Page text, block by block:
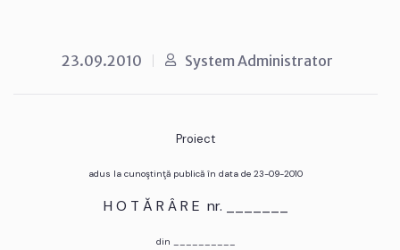
23.09.2010 System Administrator
Proiect
adus la cunoştinţă publică în data de 23-09-2010
H O T Ă R Â R E nr. _______
din __________